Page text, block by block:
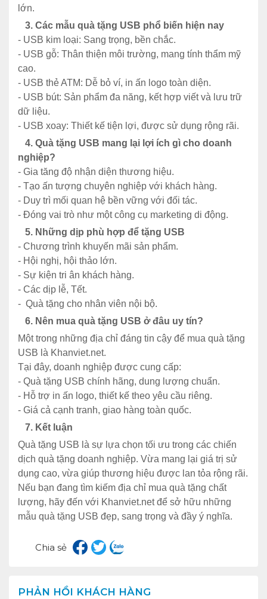
lớn.
3. Các mẫu quà tặng USB phổ biến hiện nay
- USB kim loại: Sang trọng, bền chắc.
- USB gỗ: Thân thiện môi trường, mang tính thẩm mỹ
cao.
- USB thẻ ATM: Dễ bỏ ví, in ấn logo toàn diện.
- USB bút: Sản phẩm đa năng, kết hợp viết và lưu trữ
dữ liệu.
- USB xoay: Thiết kế tiện lợi, được sử dụng rộng rãi.
4. Quà tặng USB mang lại lợi ích gì cho doanh
nghiệp?
- Gia tăng độ nhận diện thương hiệu.
- Tạo ấn tượng chuyên nghiệp với khách hàng.
- Duy trì mối quan hệ bền vững với đối tác.
- Đóng vai trò như một công cụ marketing di động.
5. Những dịp phù hợp để tặng USB
- Chương trình khuyến mãi sản phẩm.
- Hội nghị, hội thảo lớn.
- Sự kiện tri ân khách hàng.
- Các dịp lễ, Tết.
- Quà tặng cho nhân viên nội bộ.
6. Nên mua quà tặng USB ở đâu uy tín?
Một trong những địa chỉ đáng tin cậy để mua quà tặng
USB là Khanviet.net.
Tại đây, doanh nghiệp được cung cấp:
- Quà tặng USB chính hãng, dung lượng chuẩn.
- Hỗ trợ in ấn logo, thiết kế theo yêu cầu riêng.
- Giá cả cạnh tranh, giao hàng toàn quốc.
7. Kết luận
Quà tặng USB là sự lựa chọn tối ưu trong các chiến
dịch quà tặng doanh nghiệp. Vừa mang lại giá trị sử
dụng cao, vừa giúp thương hiệu được lan tỏa rộng rãi.
Nếu bạn đang tìm kiếm địa chỉ mua quà tặng chất
lượng, hãy đến với Khanviet.net để sở hữu những
mẫu quà tặng USB đẹp, sang trọng và đầy ý nghĩa.
Chia sẻ
PHẢN HỒI KHÁCH HÀNG